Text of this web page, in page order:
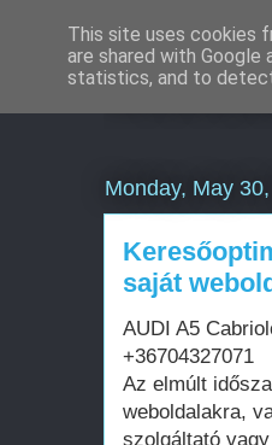
Monday, May
saját
AUDI A5
+36704327071
Az elmúlt
weboldalakra,
szolgáltató
This site uses cookies
are shared with
statistics, and to